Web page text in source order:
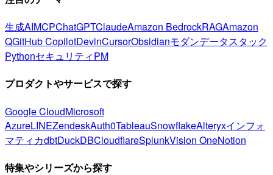
生成AIMCPChatGPTClaudeAmazon BedrockRAGAmazon
QGitHub CopilotDevinCursorObsidianモダンデータスタック
PythonセキュリティPM
プロダクトやサービスで探す
Google CloudMicrosoft
AzureLINEZendeskAuth0TableauSnowflakeAlteryxインフォ
マティカdbtDuckDBCloudflareSplunkVision OneNotion
特集やシリーズから探す